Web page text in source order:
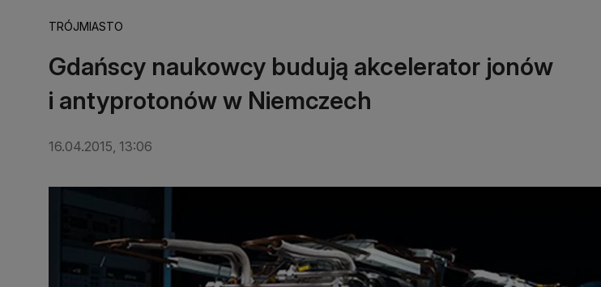
TRÓJMIASTO
Gdańscy naukowcy budują akcelerator jonów
i antyprotonów w Niemczech
16.04.2015, 13:06